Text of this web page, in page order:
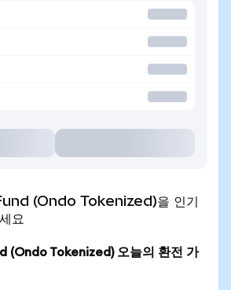
(Ondo Tokenized)을 인기
요
(Ondo Tokenized) 오늘의 환전 가